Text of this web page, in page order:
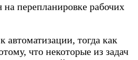
перепланировке рабочих
тогда как
что некоторые из задач